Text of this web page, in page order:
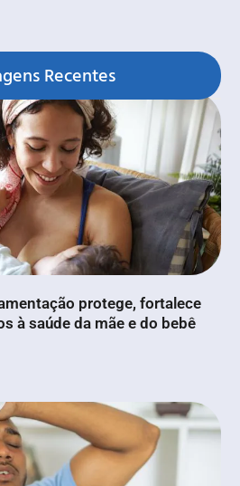
Recentes
protege, fortalece
à saúde da mãe e do bebê